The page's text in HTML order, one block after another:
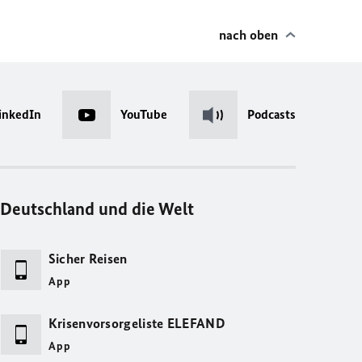
nach oben
YouTube Podcasts
Deutschland und die Welt
Sicher Reisen
App
Krisenvorsorgeliste ELEFAND
App